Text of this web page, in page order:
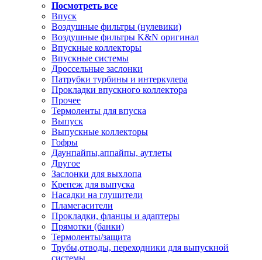
Посмотреть все
Впуск
Воздушные фильтры (нулевики)
Воздушные фильтры K&N оригинал
Впускные коллекторы
Впускные системы
Дроссельные заслонки
Патрубки турбины и интеркулера
Прокладки впускного коллектора
Прочее
Термоленты для впуска
Выпуск
Выпускные коллекторы
Гофры
Даунпайпы,аппайпы, аутлеты
Другое
Заслонки для выхлопа
Крепеж для выпуска
Насадки на глушители
Пламегасители
Прокладки, фланцы и адаптеры
Прямотки (банки)
Термоленты/защита
Трубы,отводы, переходники для выпускной
системы